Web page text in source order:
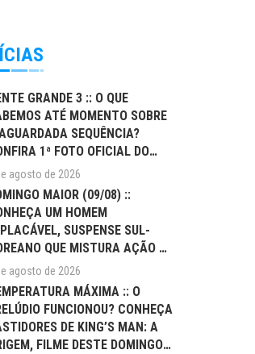
GRANDE 3 :: O QUE
ATÉ MOMENTO SOBRE
SEQUÊNCIA?
1ª FOTO OFICIAL DO
agosto de 2026
MAIOR (09/08) ::
UM HOMEM
SUSPENSE SUL-
QUE MISTURA AÇÃO E
FAMILIAR
agosto de 2026
MÁXIMA :: O
FUNCIONOU? CONHEÇA
DE KING’S MAN: A
FILME DESTE DOMINGO